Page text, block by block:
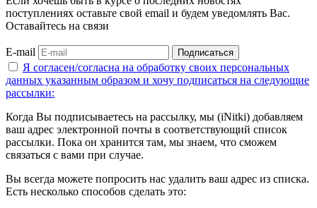
поступлениях оставьте свой email и будем уведомлять Вас.
Оставайтесь на связи
E-mail Подписаться
Я согласен/согласна на обработку своих персональных
данных указанным образом и хочу подписаться на следующие
рассылки:
Когда Вы подписываетесь на рассылку, мы (iNitki) добавляем
ваш адрес электронной почты в соответствующий список
рассылки. Пока он хранится там, мы знаем, что сможем
связаться с вами при случае.
Вы всегда можете попросить нас удалить ваш адрес из списка.
Есть несколько способов сделать это: